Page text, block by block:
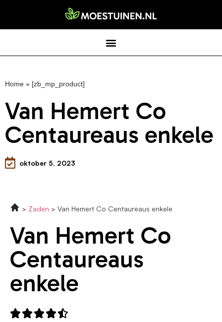
Home » [zb_mp_product]
Van Hemert Co
Centaureaus enkele
oktober 5, 2023
Zaden Van Hemert Co Centaureaus enkele
Van Hemert Co
Centaureaus
enkele
